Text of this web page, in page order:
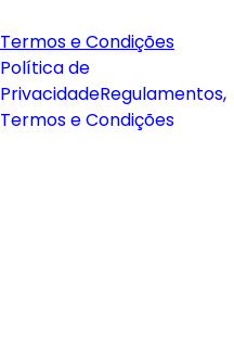
Termos e Condições
Política de
PrivacidadeRegulamentos,
Termos e Condições